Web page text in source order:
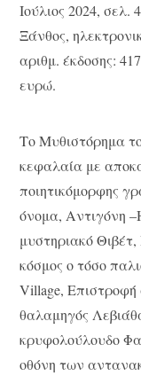
Ιούλιος 2024, σελ.
Ξάνθος,
αριθμ. έκδοσης:
ευρώ.
Το Μυθιστόρημα
κεφαλαία με
ποιητικόμορφης
όνομα, Αντιγόνη
μυστηριακό
κόσμος ο τόσο
Village,
θαλαμηγός
κρυφολούλουδο
οθόνη των